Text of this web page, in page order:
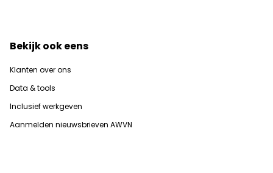
Bekijk ook eens
Klanten over ons
Data & tools
Inclusief werkgeven
Aanmelden nieuwsbrieven AWVN